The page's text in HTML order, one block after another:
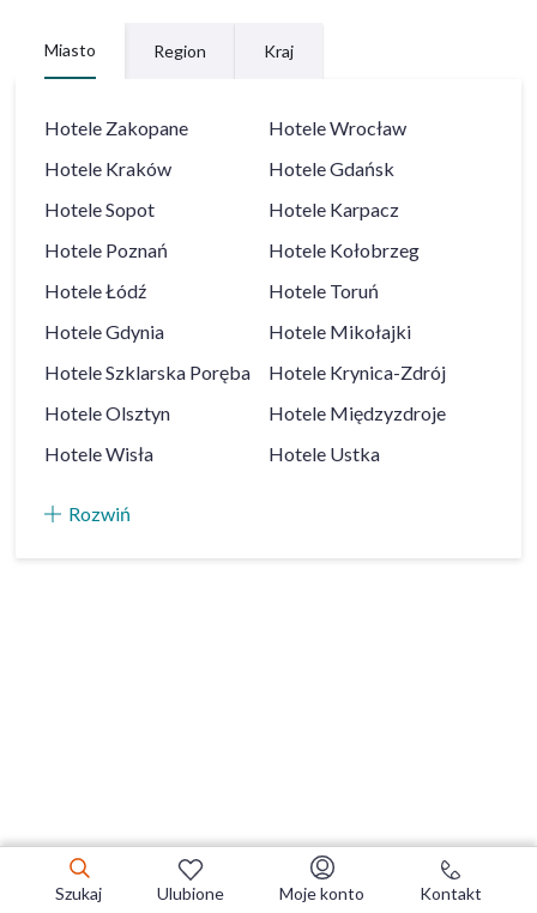
Miasto Region Kraj
Hotele Zakopane HoteleWrocław
Hotele Kraków HoteleGdańsk
HoteleSopot Hotele Karpacz
Hotele Poznań Hotele Kołobrzeg
HoteleŁódź Hotele Toruń
HoteleGdynia Hotele Mikołajki
HoteleSzklarska Poręba Hotele Krynica-Zdrój
HoteleOlsztyn Hotele Międzyzdroje
HoteleWisła Hotele Ustka
Rozwiń
Szukaj Ulubione Moje konto Kontakt